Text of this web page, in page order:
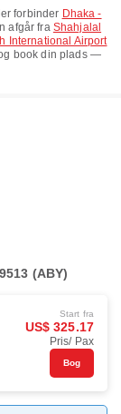
forbinder Dhaka -
afgår fra Shahjalal
International Airport
book din plads —
(ABY)
Start fra
US$ 325.17
Pris/ Pax
Bog